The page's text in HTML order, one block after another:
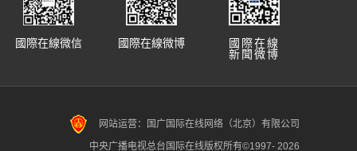
國際在線
新聞微博
國際在線微博
國際在線微信
网站运营：国广国际在线网络（北京）有限公司
中央广播电视总台国际在线版权所有©1997- 2026